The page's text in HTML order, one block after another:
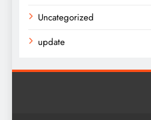
Uncategorized
update